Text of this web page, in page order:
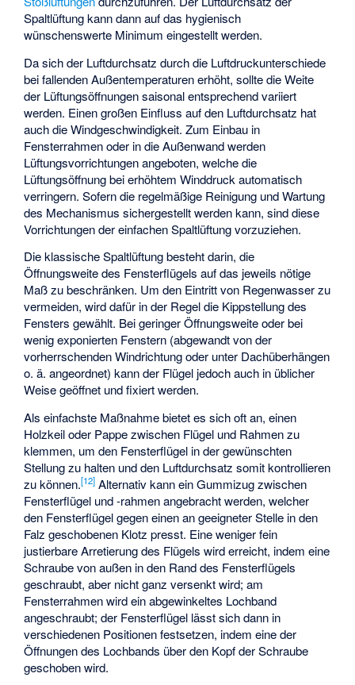
Spaltlüftung kann dann auf das hygienisch
wünschenswerte Minimum eingestellt werden.
Da sich der Luftdurchsatz durch die Luftdruckunterschiede
bei fallenden Außentemperaturen erhöht, sollte die Weite
der Lüftungsöffnungen saisonal entsprechend variiert
werden. Einen großen Einfluss auf den Luftdurchsatz hat
auch die Windgeschwindigkeit. Zum Einbau in
Fensterrahmen oder in die Außenwand werden
Lüftungsvorrichtungen angeboten, welche die
Lüftungsöffnung bei erhöhtem Winddruck automatisch
verringern. Sofern die regelmäßige Reinigung und Wartung
des Mechanismus sichergestellt werden kann, sind diese
Vorrichtungen der einfachen Spaltlüftung vorzuziehen.
Die klassische Spaltlüftung besteht darin, die
Öffnungsweite des Fensterflügels auf das jeweils nötige
Maß zu beschränken. Um den Eintritt von Regenwasser zu
vermeiden, wird dafür in der Regel die Kippstellung des
Fensters gewählt. Bei geringer Öffnungsweite oder bei
wenig exponierten Fenstern (abgewandt von der
vorherrschenden Windrichtung oder unter Dachüberhängen
o. ä. angeordnet) kann der Flügel jedoch auch in üblicher
Weise geöffnet und fixiert werden.
Als einfachste Maßnahme bietet es sich oft an, einen
Holzkeil oder Pappe zwischen Flügel und Rahmen zu
klemmen, um den Fensterflügel in der gewünschten
Stellung zu halten und den Luftdurchsatz somit kontrollieren
zu können.[12] Alternativ kann ein Gummizug zwischen
Fensterflügel und -rahmen angebracht werden, welcher
den Fensterflügel gegen einen an geeigneter Stelle in den
Falz geschobenen Klotz presst. Eine weniger fein
justierbare Arretierung des Flügels wird erreicht, indem eine
Schraube von außen in den Rand des Fensterflügels
geschraubt, aber nicht ganz versenkt wird; am
Fensterrahmen wird ein abgewinkeltes Lochband
angeschraubt; der Fensterflügel lässt sich dann in
verschiedenen Positionen festsetzen, indem eine der
Öffnungen des Lochbands über den Kopf der Schraube
geschoben wird.